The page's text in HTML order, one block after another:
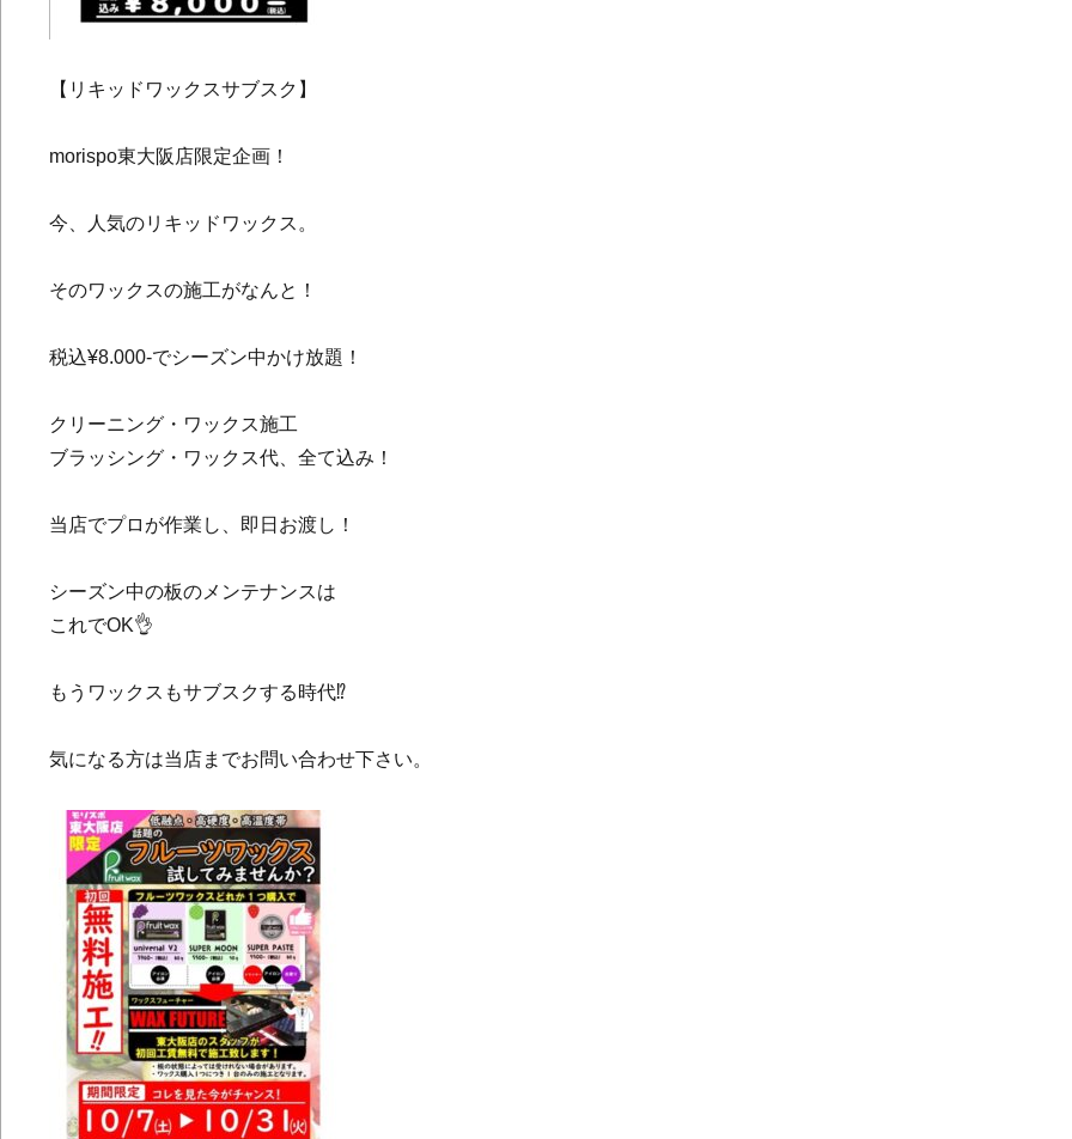
【リキッドワックスサブスク】
morispo東大阪店限定企画！
今、人気のリキッドワックス。
そのワックスの施工がなんと！
税込¥8.000-でシーズン中かけ放題！
クリーニング・ワックス施工
ブラッシング・ワックス代、全て込み！
当店でプロが作業し、即日お渡し！
シーズン中の板のメンテナンスは
これでOK👌
もうワックスもサブスクする時代⁉︎
気になる方は当店までお問い合わせ下さい。